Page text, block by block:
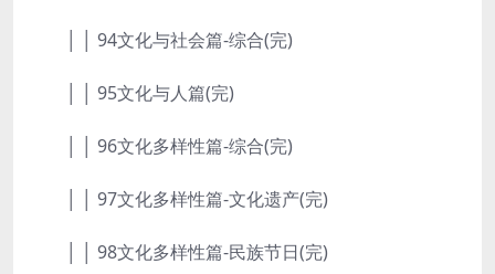
│ │ 94文化与社会篇-综合(完)
│ │ 95文化与人篇(完)
│ │ 96文化多样性篇-综合(完)
│ │ 97文化多样性篇-文化遗产(完)
│ │ 98文化多样性篇-民族节日(完)